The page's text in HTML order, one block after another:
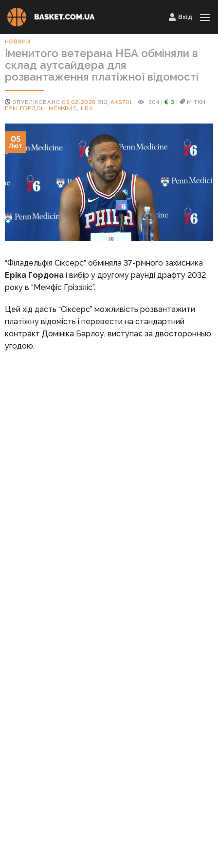
Skip
to
Вхід
НОВИНИ
Іменитого ветерана НБА обміняли в
склад аутсайдера для
розвантаження платіжної відомості
ОПУБЛІКОВАНО05.02.2026 ВІД AKS701 | 304 | 3 |
МІТКИ
ЕРІК ГОРДОН
МЕМФИС НБА
05
Лют
“Філадельфія Сіксерс” обміняла 37-річного захисника
Еріка Гордонаі вибір у другому раунді драфту 2032
року в “Мемфіс Гріззліс”.
Цей хід дасть “Сіксерс” можливість розвантажити
платіжну відомість і перевести на стандартний
контракт Домініка Барлоу, виступає за двостороннью
угодою.